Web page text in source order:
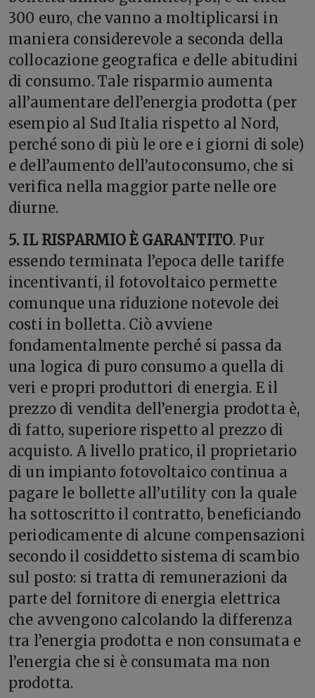
300 euro, che vanno a moltiplicarsi in
maniera considerevole a seconda della
collocazione geografica e delle abitudini
di consumo. Tale risparmio aumenta
all’aumentare dell’energia prodotta (per
esempio al Sud Italia rispetto al Nord,
perché sono di più le ore e i giorni di sole)
e dell’aumento dell’autoconsumo, che si
verifica nella maggior parte nelle ore
diurne.
5. IL RISPARMIO È GARANTITO. Pur
essendo terminata l’epoca delle tariffe
incentivanti, il fotovoltaico permette
comunque una riduzione notevole dei
costi in bolletta. Ciò avviene
fondamentalmente perché si passa da
una logica di puro consumo a quella di
veri e propri produttori di energia. E il
prezzo di vendita dell’energia prodotta è,
di fatto, superiore rispetto al prezzo di
acquisto. A livello pratico, il proprietario
di un impianto fotovoltaico continua a
pagare le bollette all’utility con la quale
ha sottoscritto il contratto, beneficiando
periodicamente di alcune compensazioni
secondo il cosiddetto sistema di scambio
sul posto: si tratta di remunerazioni da
parte del fornitore di energia elettrica
che avvengono calcolando la differenza
tra l’energia prodotta e non consumata e
l’energia che si è consumata ma non
prodotta.